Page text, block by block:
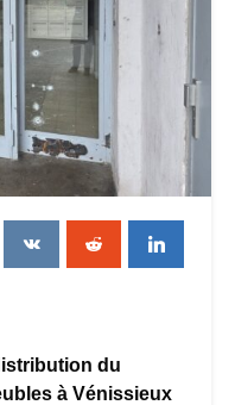
du
à Vénissieux